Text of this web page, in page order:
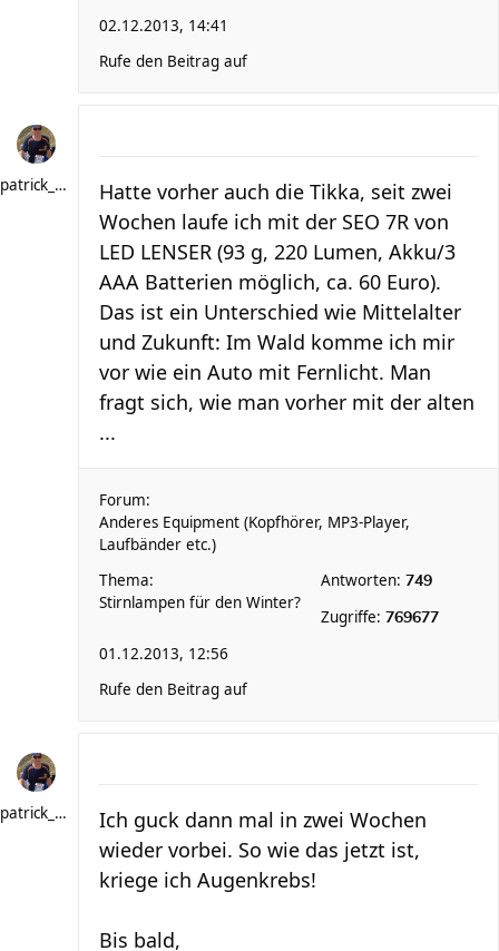
02.12.2013, 14:41
Rufe den Beitrag auf
patrick_schere
Hatte vorher auch die Tikka, seit zwei
Wochen laufe ich mit der SEO 7R von
LED LENSER (93 g, 220 Lumen, Akku/3
AAA Batterien möglich, ca. 60 Euro).
Das ist ein Unterschied wie Mittelalter
und Zukunft: Im Wald komme ich mir
vor wie ein Auto mit Fernlicht. Man
fragt sich, wie man vorher mit der alten
...
Forum:
Anderes Equipment (Kopfhörer, MP3-Player,
Laufbänder etc.)
Thema:
Stirnlampen für den Winter?
Antworten: 749
Zugriffe: 769677
01.12.2013, 12:56
Rufe den Beitrag auf
patrick_schere
Ich guck dann mal in zwei Wochen
wieder vorbei. So wie das jetzt ist,
kriege ich Augenkrebs!
Bis bald,